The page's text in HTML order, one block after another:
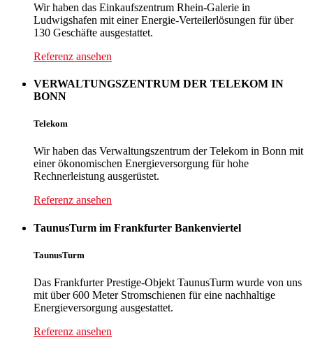
Wir haben das Einkaufszentrum Rhein-Galerie in
Ludwigshafen mit einer Energie-Verteilerlösungen für über
130 Geschäfte ausgestattet.
Referenz ansehen
VERWALTUNGSZENTRUM DER TELEKOM IN
BONN
Telekom
Wir haben das Verwaltungszentrum der Telekom in Bonn mit
einer ökonomischen Energieversorgung für hohe
Rechnerleistung ausgerüstet.
Referenz ansehen
TaunusTurm im Frankfurter Bankenviertel
TaunusTurm
Das Frankfurter Prestige-Objekt TaunusTurm wurde von uns
mit über 600 Meter Stromschienen für eine nachhaltige
Energieversorgung ausgestattet.
Referenz ansehen